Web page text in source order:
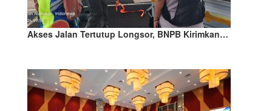
Akses Jalan Tertutup Longsor, BNPB Kirimkan…